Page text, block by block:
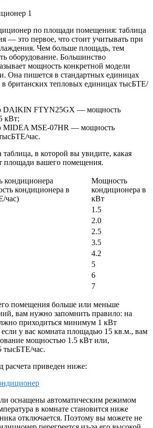
по площади помещения: таблица
— это первое, что стоит учитывать при
Чем больше площадь, тем
оборудование. Большинство
мощность конкретной модели
Она пишется в стандартных единицах
британских тепловых единицах тысБТЕ/
DAIKIN FTYN25GX — мощность
кВт;
MIDEA MSE-07HR — мощность
час.
в которой вы увидите, какая
площади вашего помещения.
кондиционера
кондиционера в
час)
Мощность
кондиционера в
кВт
1.5
2.0
2.5
3.5
4.2
5
6
7
помещения больше или меньше
вам нужно запомнить правило: на
приходиться минимум 1 кВт
у вас комната площадью 15 кв.м., вам
мощностью 1.5 кВт или,
тысБТЕ/час.
расчета приведен ниже:
оснащены автоматическим режимом
в комнате становится ниже
отключается. Поэтому вы можете не